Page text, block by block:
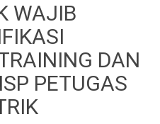
WAJIB
DAN
PETUGAS